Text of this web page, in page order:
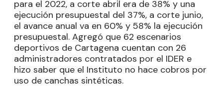
para el 2022, a corte abril era de 38% y una
ejecución presupuestal del 37%, a corte junio,
el avance anual va en 60% y 58% la ejecución
presupuestal. Agregó que 62 escenarios
deportivos de Cartagena cuentan con 26
administradores contratados por el IDER e
hizo saber que el Instituto no hace cobros por
uso de canchas sintéticas.